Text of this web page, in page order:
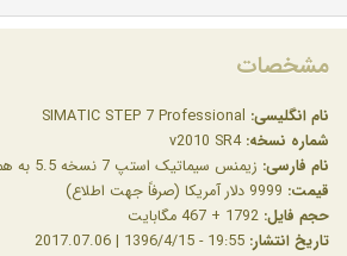
مشخصات
نام انگلیسی:
شماره نسخه: v2010 SR4
نام فارسی: زیمنس سیماتیک استپ 7 نسخه 5.5 به همراه تمامی مشتقات آن
قیمت:
حجم فایل:
تاریخ انتشار: